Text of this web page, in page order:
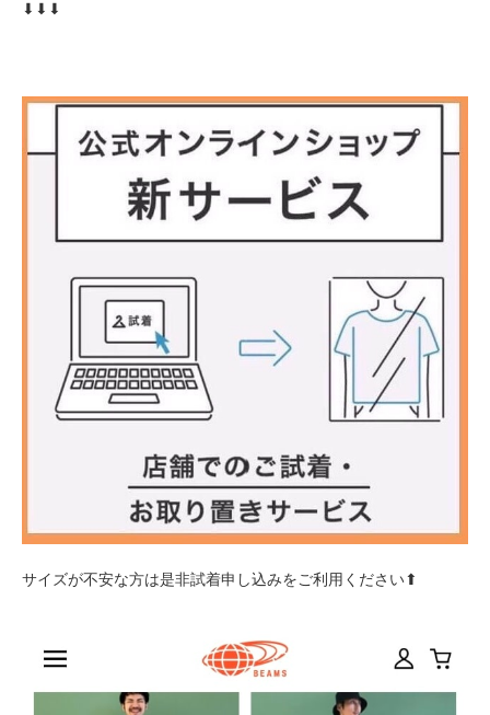
⬇︎⬇︎⬇︎
サイズが不安な方は是非試着申し込みをご利用ください⬆︎